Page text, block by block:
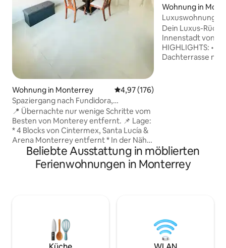
Wohnung in Monterrey Durchschnittliche Bewertung:
4,97 (176)
Spaziergang nach Fundidora,
Cintermex & Arena + Selbst-Check-in
📍 Übernachte nur wenige Schritte vom
Besten von Monterey entfernt. 📌 Lage:
* 4 Blocks von Cintermex, Santa Lucía &
Arena Monterrey entfernt * In der Nähe
des Barrio Antiguo * U-Bahn,
Busbahnhof, Oxxo, 7-Eleven, Cafés und
Restaurants in der Nähe 🛏️
Föhn * Dampfbügeleisen Küche: -
Induktionsherd * Mikrowelle *
Minikühlschrank * Kaffee &
Grundausstattung Wichtig: * Privates
Wohnung in
tro
Luxuswohnung
Dachterrasse,
Dein Luxus-
Innenstadt von
HIGHLIGHTS: •
Dachterrasse mit
Einzelbett und
mit Schlafsofa
Küche. • 2
Beliebte Ausstattung in möblierten
Ferienwohnungen in Monterrey